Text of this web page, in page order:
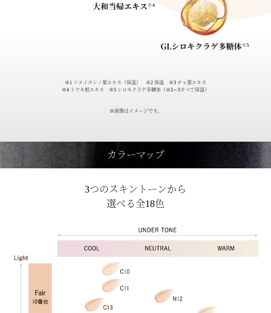
※1 ソメイヨシノ葉エキス（保湿） ※2 保湿 ※3 チャ葉エキス
※4 トウキ根エキス ※5 シロキクラゲ多糖体（※3～5すべて保湿）
※画像はイメージです。
カラーマップ
3つのスキントーンから
選べる全18色